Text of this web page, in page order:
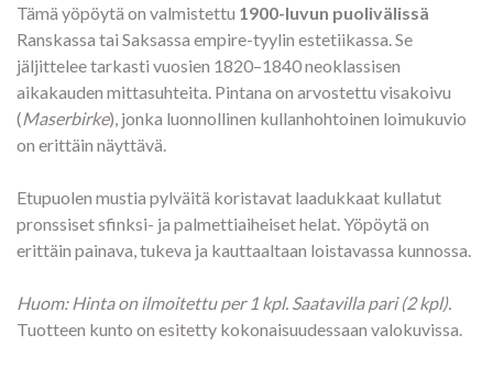
Tämä yöpöytä on valmistettu 1900-luvun puolivälissä
Ranskassa tai Saksassa empire-tyylin estetiikassa. Se
jäljittelee tarkasti vuosien 1820–1840 neoklassisen
aikakauden mittasuhteita. Pintana on arvostettu visakoivu
(Maserbirke), jonka luonnollinen kullanhohtoinen loimukuvio
on erittäin näyttävä.
Etupuolen mustia pylväitä koristavat laadukkaat kullatut
pronssiset sfinksi- ja palmettiaiheiset helat. Yöpöytä on
erittäin painava, tukeva ja kauttaaltaan loistavassa kunnossa.
Huom: Hinta on ilmoitettu per 1 kpl. Saatavilla pari (2 kpl).
Tuotteen kunto on esitetty kokonaisuudessaan valokuvissa.